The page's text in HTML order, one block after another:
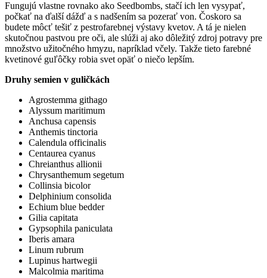
Fungujú vlastne rovnako ako Seedbombs, stačí ich len vysypať,
počkať na ďalší dážď a s nadšením sa pozerať von. Čoskoro sa
budete môcť tešiť z pestrofarebnej výstavy kvetov. A tá je nielen
skutočnou pastvou pre oči, ale slúži aj ako dôležitý zdroj potravy pre
množstvo užitočného hmyzu, napríklad včely. Takže tieto farebné
kvetinové guľôčky robia svet opäť o niečo lepším.
Druhy semien v guličkách
Agrostemma githago
Alyssum maritimum
Anchusa capensis
Anthemis tinctoria
Calendula officinalis
Centaurea cyanus
Chreianthus allionii
Chrysanthemum segetum
Collinsia bicolor
Delphinium consolida
Echium blue bedder
Gilia capitata
Gypsophila paniculata
Iberis amara
Linum rubrum
Lupinus hartwegii
Malcolmia maritima